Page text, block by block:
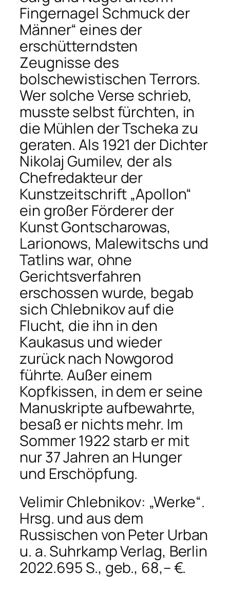
Fingernagel Schmuck der
Männer“ eines der
erschütterndsten
Zeugnisse des
bolschewistischen Terrors.
Wer solche Verse schrieb,
musste selbst fürchten, in
die Mühlen der Tscheka zu
geraten. Als 1921 der Dichter
Nikolaj Gumilev, der als
Chefredakteur der
Kunstzeitschrift „Apollon“
ein großer Förderer der
Kunst Gontscharowas,
Larionows, Malewitschs und
Tatlins war, ohne
Gerichtsverfahren
erschossen wurde, begab
sich Chlebnikov auf die
Flucht, die ihn in den
Kaukasus und wieder
zurück nach Nowgorod
führte. Außer einem
Kopfkissen, in dem er seine
Manuskripte aufbewahrte,
besaß er nichts mehr. Im
Sommer 1922 starb er mit
nur 37 Jahren an Hunger
und Erschöpfung.
Velimir Chlebnikov: „Werke“.
Hrsg. und aus dem
Russischen von Peter Urban
u. a. Suhrkamp Verlag, Berlin
2022.695 S., geb., 68,– €.